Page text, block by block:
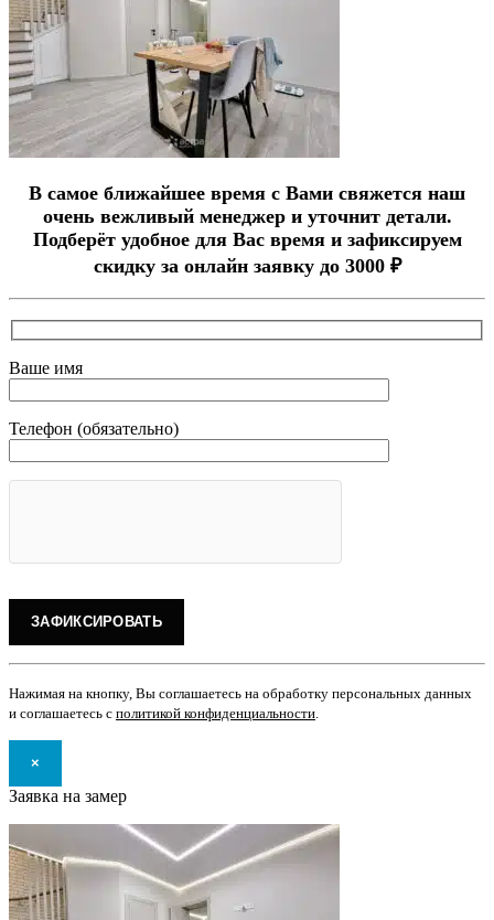
В самое ближайшее время с Вами свяжется наш
очень вежливый менеджер и уточнит детали.
Подберёт удобное для Вас время и зафиксируем
скидку за онлайн заявку до 3000 ₽
Ваше имя
Телефон (обязательно)
Нажимая на кнопку, Вы соглашаетесь на обработку персональных данных
и соглашаетесь с политикой конфиденциальности.
×
Заявка на замер